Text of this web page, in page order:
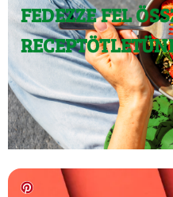
FEDEZZE FEL